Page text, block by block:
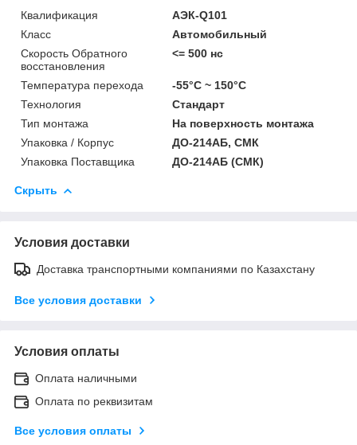
Квалификация
АЭК-Q101
Класс
Автомобильный
Скорость Обратного
восстановления
<= 500 нс
Температура перехода
-55°С ~ 150°С
Технология
Стандарт
Тип монтажа
На поверхность монтажа
Упаковка / Корпус
ДО-214АБ, СМК
Упаковка Поставщика
ДО-214АБ (СМК)
Скрыть
Условия доставки
Доставка транспортными компаниями по Казахстану
Все условия доставки
Условия оплаты
Оплата наличными
Оплата по реквизитам
Все условия оплаты